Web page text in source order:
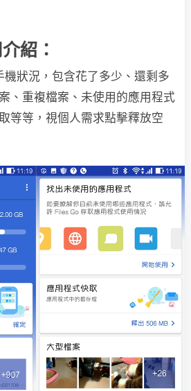
紹：
機狀況，包含花了多少、還剩多
、重複檔案、未使用的應用程式
等等，視個人需求點擊釋放空